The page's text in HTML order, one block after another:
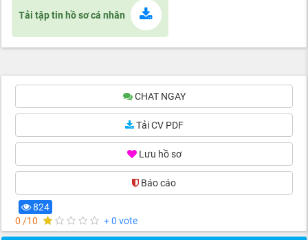
Tải tập tin hồ sơ cá nhân
CHAT NGAY
Tải CV PDF
Lưu hồ sơ
Báo cáo
824
0 /10
+ 0 vote